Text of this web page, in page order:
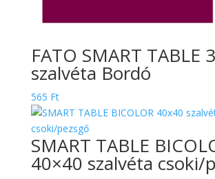
FATO SMART TABLE
szalvéta Bordó
565 Ft
SMART TABLE
40×40 szalvéta csoki/